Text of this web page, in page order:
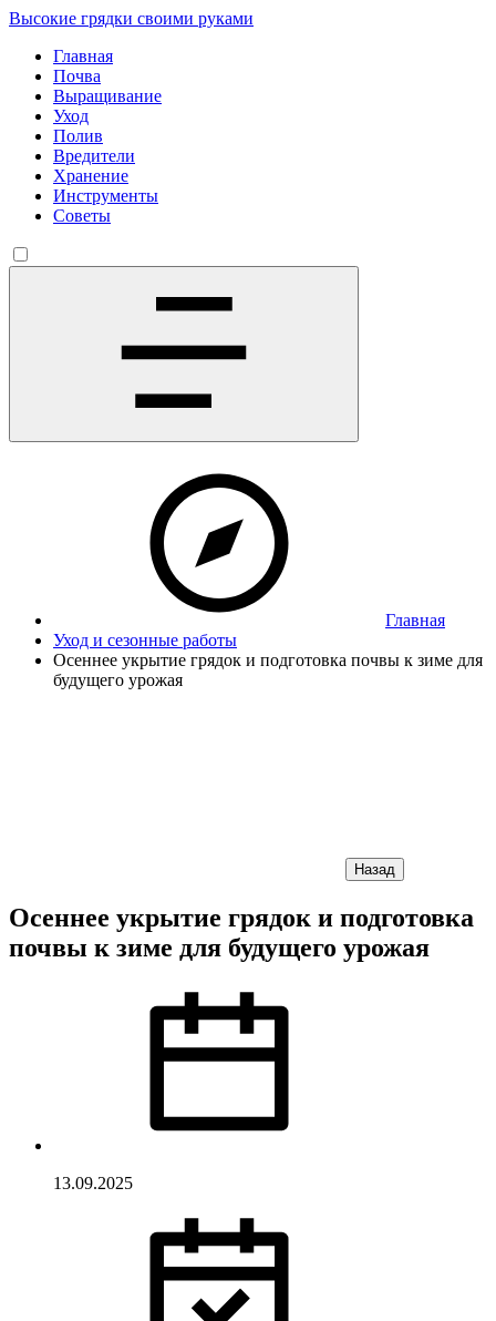
Высокие грядки своими руками
Главная
Почва
Выращивание
Уход
Полив
Вредители
Хранение
Инструменты
Советы
Главная
Уход и сезонные работы
Осеннее укрытие грядок и подготовка почвы к зиме для
будущего урожая
Назад
Осеннее укрытие грядок и подготовка
почвы к зиме для будущего урожая
13.09.2025